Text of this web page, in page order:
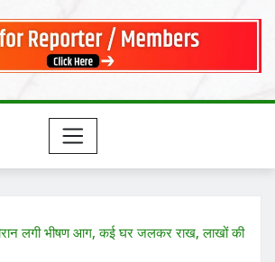
लगी भीषण आग, कई घर जलकर राख, लाखों की